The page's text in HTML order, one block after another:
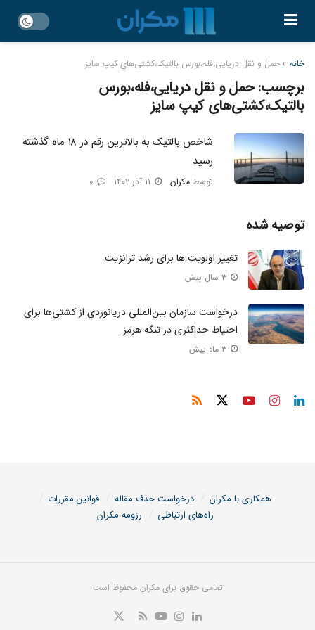
خانه » حمل و نقل دریایی،فله،بورس بالتیک،کشتی‌های کیپ سایز
برچسب:حمل و نقل دریایی،فله،بورس
بالتیک،کشتی‌های کیپ سایز
شاخص بالتیک به بالاترین رقم در ۱۸ ماه گذشته
رسید
توسط مکران
توصیه شده
تغییر اولویت ها برای رشد ترانزیت
درخواست سازمان بین‌المللی دریانوردی از کشتی‌ها برای
احتیاط حداکثری در تنگه هرمز
همکاری با مکران درخواست حذف مقاله
قوانین مقررات
راه‌های ارتباطی
رزومه مکران
تمامی حقوق برای مکران محفوظ است